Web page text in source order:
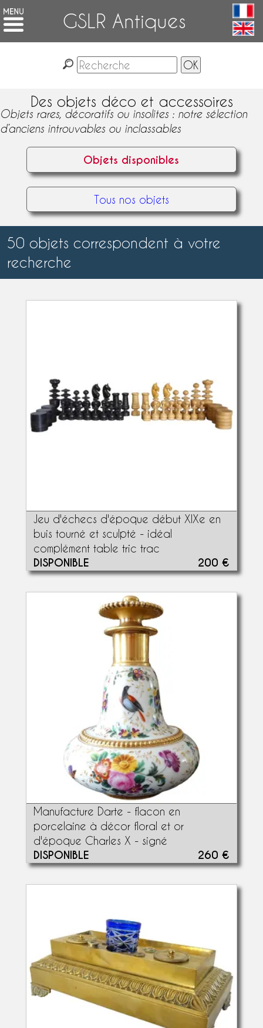
GSLR Antiques
Des objets déco et accessoires
Objets rares, décoratifs ou insolites : notre sélection
d’anciens introuvables ou inclassables
Objets disponibles
Tous nos objets
50 objets correspondent à votre
recherche
Jeu d'échecs d'époque début XIXe en
buis tourné et sculpté - idéal
complément table tric trac
DISPONIBLE 200 €
Manufacture Darte - flacon en
porcelaine à décor floral et or
d'époque Charles X - signé
DISPONIBLE 260 €